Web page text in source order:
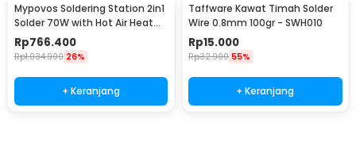
Mypovos Soldering Station 2in1
Solder 70W with Hot Air Heat
Gun 750W - 8582D
Rp766.400
Rp1.034.900 26%
+ Keranjang
Taffware Kawat Timah Solder
Wire 0.8mm 100gr - SWH010
Rp15.000
Rp32.900 55%
+ Keranjang